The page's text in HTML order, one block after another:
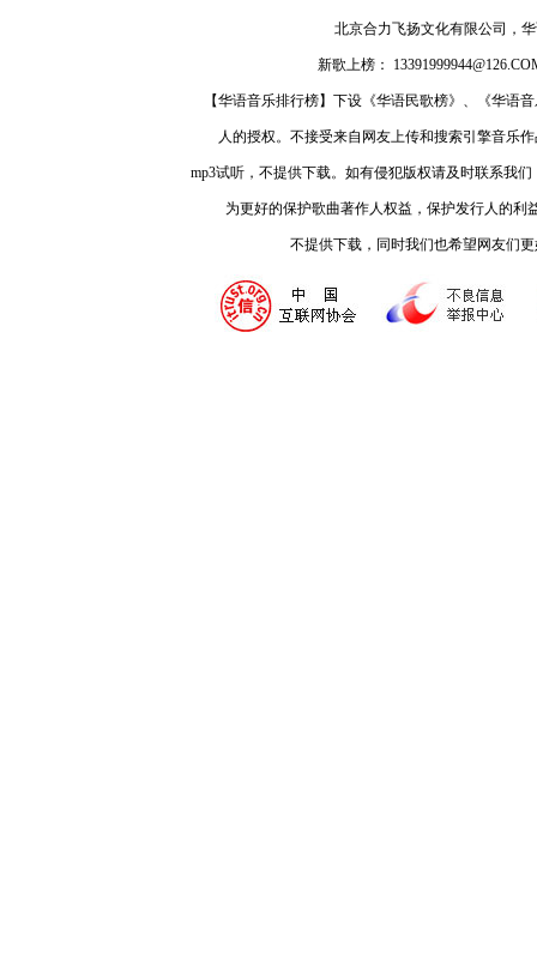
北京合力飞扬文化有限公司，
新歌上榜：
【华语音乐排行榜】下设《华语民歌榜》、《华语
人的授权。不接受来自网友上传和搜索引擎音乐
mp3试听，不提供下载。如有侵犯版权请及时联系我
为更好的保护歌曲著作人权益，保护发行人的
不提供下载，同时我们也希望网友们